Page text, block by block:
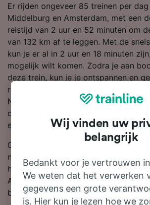
Er rijden ongeveer 85 treinen per dag
Middelburg en Amsterdam, met een
reistijd van 2 uur en 52 minuten om
van 132 km af te leggen. Met de
kun je er al in 2 uur en 18 minuten
mogelijk wilt komen. Zodra je aan
deze trein, kun je je ontspannen en
reis omdat er rechtstreekse diensten
NS is de grootste treinmaatschappij
dus waarschijnlijk reis je met hen
een deel van je reis naar Amsterdam.
Gebruik onze reisplanner boven aan
naar goedkope kaartjes te zoeken en
hoeveel korting je krijgt. Kaartjes
Amsterdam beginnen al bij €29.00 als
boekt.
Wij vinden uw
belangrijk
Bedankt voor je vertrouwen
We weten dat het verwerken
gegevens een grote
is. Hier kun je lezen hoe we